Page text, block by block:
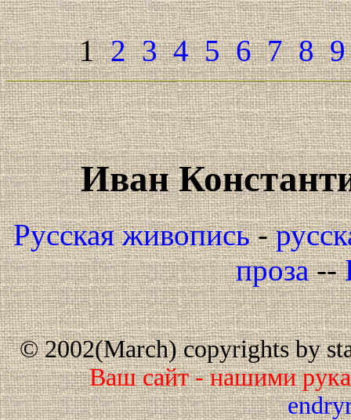
12 3 4 5 6 7 8 9
Иван
Русская живопись-
проза--
© 2002(March) copyrights by
Ваш сайт - нашими